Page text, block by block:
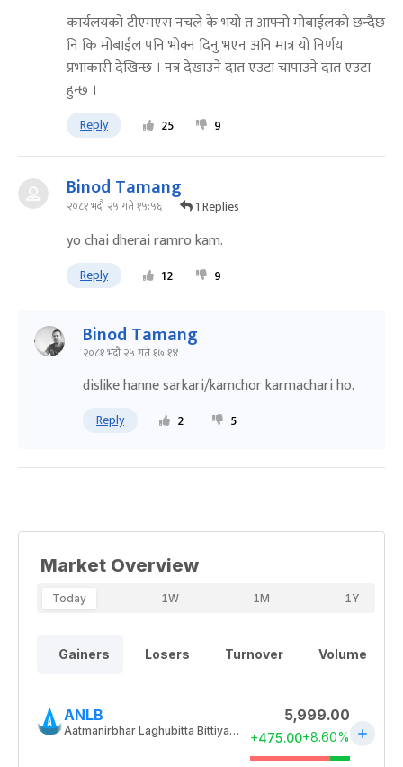
कार्यलयको टीएमएस नचले के भयो त आफ्नो मोबाईलको छन्दैछ
नि कि मोबाईल पनि भोक्न दिनु भएन अनि मात्र यो निर्णय
प्रभाकारी देखिन्छ । नत्र देखाउने दात एउटा चापाउने दात एउटा
हुन्छ ।
Reply 25 9
Binod Tamang
२०८१ भदौ २५ गते १५:५६ 1 Replies
yo chai dherai ramro kam.
Reply 12 9
Binod Tamang
२०८१ भदौ २५ गते १७:१४
dislike hanne sarkari/kamchor karmachari ho.
Reply 2 5